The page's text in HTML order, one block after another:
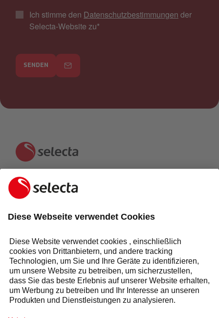
Ich stimme den Datenschutzbestimmungen der
Selecta-Website zu*
SENDEN
KONTAKTIEREN SIE UNS UND ERHALTEN SIE EIN
KOSTENLOSES ANGEBOT:
Antwort innerhalb von 24 Stunden
Selecta Gruppe
Produkte & Lösungen